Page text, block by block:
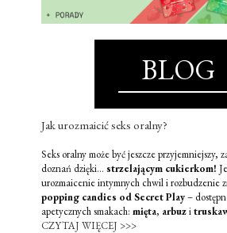
BLOG
Jak urozmaicić seks oralny?
Seks oralny może być jeszcze przyjemniejszy,
doznań dzięki... strzelającym cukierkom!
urozmaicenie intymnych chwil i rozbudzenie
popping candies od Secret Play–
apetycznych smakach: mięta, arbuzi
CZYTAJ WIĘCEJ >>>